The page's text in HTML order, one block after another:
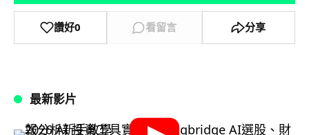
讚好0 看留言 分享
最新影片